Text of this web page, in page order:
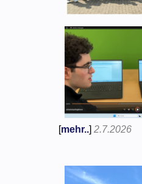
[mehr..]2.7.2026